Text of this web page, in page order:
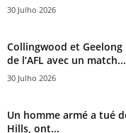
30 Julho 2026
Collingwood et
de l’AFL avec un match...
30 Julho 2026
Un homme armé a tué
Hills, ont...